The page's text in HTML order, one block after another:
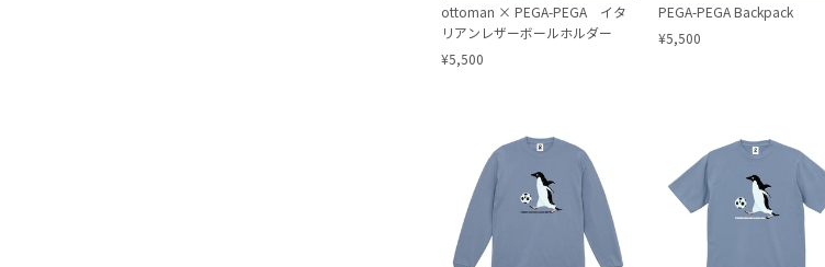
ottoman × PEGA-PEGA イタ
リアンレザーボールホルダー
¥5,500
PEGA-PEGA Backpack
¥5,500